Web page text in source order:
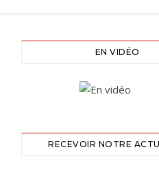
EN VIDÉO
RECEVOIR NOTRE